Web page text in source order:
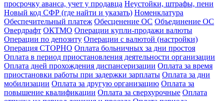
просрочку аванса, учет у продавца Неустойки, штрафы, пени
Новый код СФР (где найти и указать) Номенклатура
Обеспечительный платеж Обесценение ОС Объединение ОС
Овердрафт ОКТМО Операции купли-продажи валюты
Операции по депозиту Операции с валютой (настройки)
Операция СТОРНО Оплата больничных за дни простоя
Оплата в период приостановления деятельности организации
Оплата дней прохождения диспансеризации Оплата за время
приостановки работы при задержки зарплаты Оплата за дни
мобилизации Оплата за другую организацию Оплата за
повышение квалификации Оплата за сверхурочные Оплата